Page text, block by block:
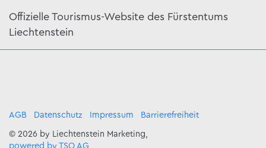
Offizielle Tourismus-Website des Fürstentums
Liechtenstein
AGB Datenschutz Impressum Barrierefreiheit
© 2026 by Liechtenstein Marketing,
powered by TSO AG